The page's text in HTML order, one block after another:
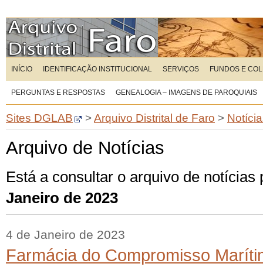
INÍCIO IDENTIFICAÇÃO INSTITUCIONAL SERVIÇOS FUNDOS E
PERGUNTAS E RESPOSTAS GENEALOGIA – IMAGENS DE PAROQUIAIS
Sites DGLAB >Arquivo Distrital de Faro >
Arquivo de Notícias
Está a consultar o arquivo de notícias
Janeiro de 2023
4 de Janeiro de 2023
Farmácia do Compromisso